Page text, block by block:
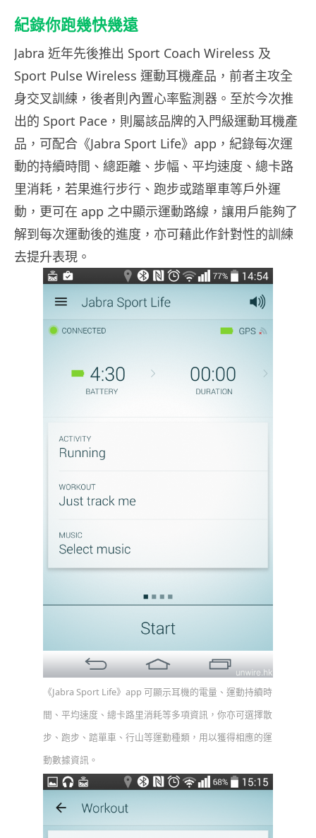
紀錄你跑幾快幾遠
Jabra 近年先後推出 Sport Coach Wireless 及
Sport Pulse Wireless 運動耳機產品，前者主攻全
身交叉訓練，後者則內置心率監測器。至於今次推
出的 Sport Pace，則屬該品牌的入門級運動耳機產
品，可配合《Jabra Sport Life》app，紀錄每次運
動的持續時間、總距離、步幅、平均速度、總卡路
里消耗，若果進行步行、跑步或踏單車等戶外運
動，更可在 app 之中顯示運動路線，讓用戶能夠了
解到每次運動後的進度，亦可藉此作針對性的訓練
去提升表現。
《Jabra Sport Life》app 可顯示耳機的電量、運動持續時
間、平均速度、總卡路里消耗等多項資訊，你亦可選擇散
步、跑步、踏單車、行山等運動種類，用以獲得相應的運
動數據資訊。